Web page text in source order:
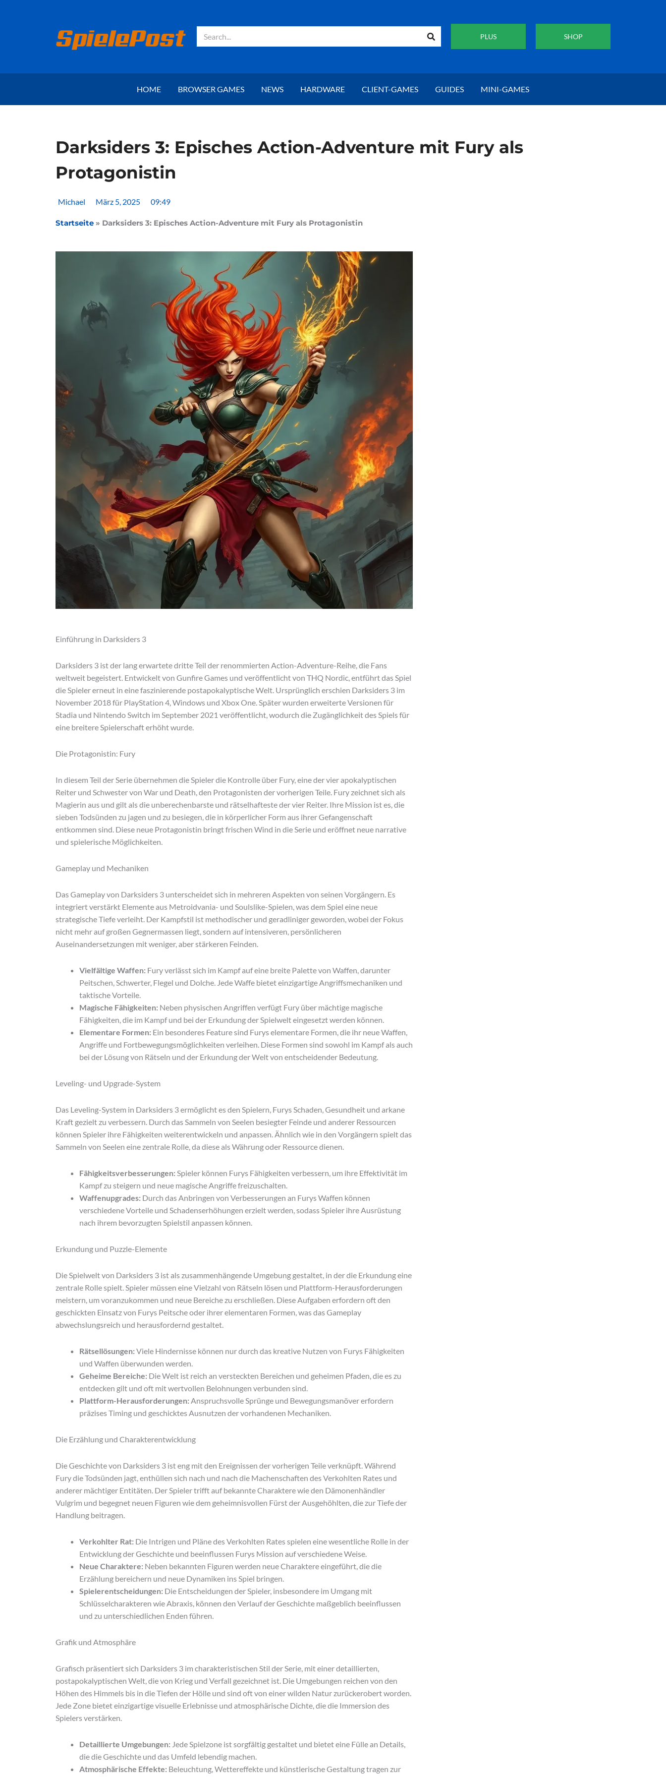
Suche PLUS SHOP
HOME BROWSER GAMES NEWS HARDWARE CLIENT-GAMES GUIDES MINI-GAMES
Darksiders 3: Episches Action-Adventure mit Fury als
Protagonistin
Michael März 5, 2025 09:49
Startseite » Darksiders 3: Episches Action-Adventure mit Fury als Protagonistin
Einführung in Darksiders 3
Darksiders 3 ist der lang erwartete dritte Teil der renommierten Action-Adventure-Reihe, die Fans
weltweit begeistert. Entwickelt von Gunfire Games und veröffentlicht von THQ Nordic, entführt das Spiel
die Spieler erneut in eine faszinierende postapokalyptische Welt. Ursprünglich erschien Darksiders 3 im
November 2018 für PlayStation 4, Windows und Xbox One. Später wurden erweiterte Versionen für
Stadia und Nintendo Switch im September 2021 veröffentlicht, wodurch die Zugänglichkeit des Spiels für
eine breitere Spielerschaft erhöht wurde.
Die Protagonistin: Fury
In diesem Teil der Serie übernehmen die Spieler die Kontrolle über Fury, eine der vier apokalyptischen
Reiter und Schwester von War und Death, den Protagonisten der vorherigen Teile. Fury zeichnet sich als
Magierin aus und gilt als die unberechenbarste und rätselhafteste der vier Reiter. Ihre Mission ist es, die
sieben Todsünden zu jagen und zu besiegen, die in körperlicher Form aus ihrer Gefangenschaft
entkommen sind. Diese neue Protagonistin bringt frischen Wind in die Serie und eröffnet neue narrative
und spielerische Möglichkeiten.
Gameplay und Mechaniken
Das Gameplay von Darksiders 3 unterscheidet sich in mehreren Aspekten von seinen Vorgängern. Es
integriert verstärkt Elemente aus Metroidvania- und Soulslike-Spielen, was dem Spiel eine neue
strategische Tiefe verleiht. Der Kampfstil ist methodischer und geradliniger geworden, wobei der Fokus
nicht mehr auf großen Gegnermassen liegt, sondern auf intensiveren, persönlicheren
Auseinandersetzungen mit weniger, aber stärkeren Feinden.
Vielfältige Waffen: Fury verlässt sich im Kampf auf eine breite Palette von Waffen, darunter
Peitschen, Schwerter, Flegel und Dolche. Jede Waffe bietet einzigartige Angriffsmechaniken und
taktische Vorteile.
Magische Fähigkeiten: Neben physischen Angriffen verfügt Fury über mächtige magische
Fähigkeiten, die im Kampf und bei der Erkundung der Spielwelt eingesetzt werden können.
Elementare Formen: Ein besonderes Feature sind Furys elementare Formen, die ihr neue Waffen,
Angriffe und Fortbewegungsmöglichkeiten verleihen. Diese Formen sind sowohl im Kampf als auch
bei der Lösung von Rätseln und der Erkundung der Welt von entscheidender Bedeutung.
Leveling- und Upgrade-System
Das Leveling-System in Darksiders 3 ermöglicht es den Spielern, Furys Schaden, Gesundheit und arkane
Kraft gezielt zu verbessern. Durch das Sammeln von Seelen besiegter Feinde und anderer Ressourcen
können Spieler ihre Fähigkeiten weiterentwickeln und anpassen. Ähnlich wie in den Vorgängern spielt das
Sammeln von Seelen eine zentrale Rolle, da diese als Währung oder Ressource dienen.
Fähigkeitsverbesserungen: Spieler können Furys Fähigkeiten verbessern, um ihre Effektivität im
Kampf zu steigern und neue magische Angriffe freizuschalten.
Waffenupgrades: Durch das Anbringen von Verbesserungen an Furys Waffen können
verschiedene Vorteile und Schadenserhöhungen erzielt werden, sodass Spieler ihre Ausrüstung
nach ihrem bevorzugten Spielstil anpassen können.
Erkundung und Puzzle-Elemente
Die Spielwelt von Darksiders 3 ist als zusammenhängende Umgebung gestaltet, in der die Erkundung eine
zentrale Rolle spielt. Spieler müssen eine Vielzahl von Rätseln lösen und Plattform-Herausforderungen
meistern, um voranzukommen und neue Bereiche zu erschließen. Diese Aufgaben erfordern oft den
geschickten Einsatz von Furys Peitsche oder ihrer elementaren Formen, was das Gameplay
abwechslungsreich und herausfordernd gestaltet.
Rätsellösungen: Viele Hindernisse können nur durch das kreative Nutzen von Furys Fähigkeiten
und Waffen überwunden werden.
Geheime Bereiche: Die Welt ist reich an versteckten Bereichen und geheimen Pfaden, die es zu
entdecken gilt und oft mit wertvollen Belohnungen verbunden sind.
Plattform-Herausforderungen: Anspruchsvolle Sprünge und Bewegungsmanöver erfordern
präzises Timing und geschicktes Ausnutzen der vorhandenen Mechaniken.
Die Erzählung und Charakterentwicklung
Die Geschichte von Darksiders 3 ist eng mit den Ereignissen der vorherigen Teile verknüpft. Während
Fury die Todsünden jagt, enthüllen sich nach und nach die Machenschaften des Verkohlten Rates und
anderer mächtiger Entitäten. Der Spieler trifft auf bekannte Charaktere wie den Dämonenhändler
Vulgrim und begegnet neuen Figuren wie dem geheimnisvollen Fürst der Ausgehöhlten, die zur Tiefe der
Handlung beitragen.
Verkohlter Rat: Die Intrigen und Pläne des Verkohlten Rates spielen eine wesentliche Rolle in der
Entwicklung der Geschichte und beeinflussen Furys Mission auf verschiedene Weise.
Neue Charaktere: Neben bekannten Figuren werden neue Charaktere eingeführt, die die
Erzählung bereichern und neue Dynamiken ins Spiel bringen.
Spielerentscheidungen: Die Entscheidungen der Spieler, insbesondere im Umgang mit
Schlüsselcharakteren wie Abraxis, können den Verlauf der Geschichte maßgeblich beeinflussen
und zu unterschiedlichen Enden führen.
Grafik und Atmosphäre
Grafisch präsentiert sich Darksiders 3 im charakteristischen Stil der Serie, mit einer detaillierten,
postapokalyptischen Welt, die von Krieg und Verfall gezeichnet ist. Die Umgebungen reichen von den
Höhen des Himmels bis in die Tiefen der Hölle und sind oft von einer wilden Natur zurückerobert worden.
Jede Zone bietet einzigartige visuelle Erlebnisse und atmosphärische Dichte, die die Immersion des
Spielers verstärken.
Detaillierte Umgebungen: Jede Spielzone ist sorgfältig gestaltet und bietet eine Fülle an Details,
die die Geschichte und das Umfeld lebendig machen.
Atmosphärische Effekte: Beleuchtung, Wettereffekte und künstlerische Gestaltung tragen zur